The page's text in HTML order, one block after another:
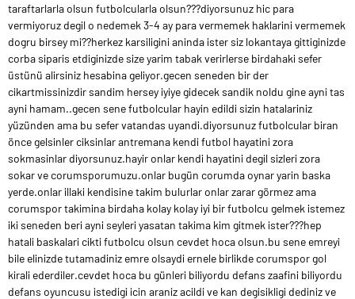
taraftarlarla olsun futbolcularla olsun???diyorsunuz hic para
vermiyoruz degil o nedemek 3-4 ay para vermemek haklarini vermemek
dogru birsey mi??herkez karsiligini aninda ister siz lokantaya gittiginizde
corba siparis etdiginizde size yarim tabak verirlerse birdahaki sefer
üstünü alirsiniz hesabina geliyor.gecen seneden bir der
cikartmissinizdir sandim hersey iyiye gidecek sandik noldu gine ayni tas
ayni hamam..gecen sene futbolcular hayin edildi sizin hatalariniz
yüzünden ama bu sefer vatandas uyandi.diyorsunuz futbolcular biran
önce gelsinler ciksinlar antremana kendi futbol hayatini zora
sokmasinlar diyorsunuz.hayir onlar kendi hayatini degil sizleri zora
sokar ve corumsporumuzu.onlar bugün corumda oynar yarin baska
yerde.onlar illaki kendisine takim bulurlar onlar zarar görmez ama
corumspor takimina birdaha kolay kolay iyi bir futbolcu gelmek istemez
iki seneden beri ayni seyleri yasatan takima kim gitmek ister???hep
hatali baskalari cikti futbolcu olsun cevdet hoca olsun.bu sene emreyi
bile elinizde tutamadiniz emre olsaydi ernele birlikde corumspor gol
kirali ederdiler.cevdet hoca bu günleri biliyordu defans zaafini biliyordu
defans oyuncusu istedigi icin araniz acildi ve kan degisikligi dediniz ve